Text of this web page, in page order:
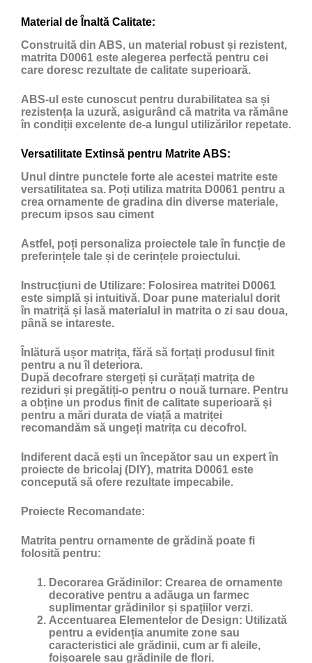
Material de Înaltă Calitate:
Construită din ABS, un material robust și rezistent,
matrita D0061 este alegerea perfectă pentru cei
care doresc rezultate de calitate superioară.
ABS-ul este cunoscut pentru durabilitatea sa și
rezistența la uzură, asigurând că matrita va rămâne
în condiții excelente de-a lungul utilizărilor repetate.
Versatilitate Extinsă pentru Matrite ABS:
Unul dintre punctele forte ale acestei matrite este
versatilitatea sa. Poți utiliza matrita D0061 pentru a
crea ornamente de gradina din diverse materiale,
precum ipsos sau ciment
Astfel, poți personaliza proiectele tale în funcție de
preferințele tale și de cerințele proiectului.
Instrucțiuni de Utilizare: Folosirea matritei D0061
este simplă și intuitivă. Doar pune materialul dorit
în matriță și lasă materialul in matrita o zi sau doua,
până se intareste.
Înlătură ușor matrița, fără să forțați produsul finit
pentru a nu îl deteriora.
După decofrare stergeți și curățați matrița de
reziduri și pregătiți-o pentru o nouă turnare. Pentru
a obține un produs finit de calitate superioară și
pentru a mări durata de viață a matriței
recomandăm să ungeți matrița cu decofrol .
Indiferent dacă ești un începător sau un expert în
proiecte de bricolaj (DIY), matrita D0061 este
concepută să ofere rezultate impecabile.
Proiecte Recomandate:
Matrita pentru ornamente de grădină poate fi
folosită pentru:
Decorarea Grădinilor: Crearea de ornamente
decorative pentru a adăuga un farmec
suplimentar grădinilor și spațiilor verzi.
Accentuarea Elementelor de Design: Utilizată
pentru a evidenția anumite zone sau
caracteristici ale grădinii, cum ar fi aleile,
foișoarele sau grădinile de flori.